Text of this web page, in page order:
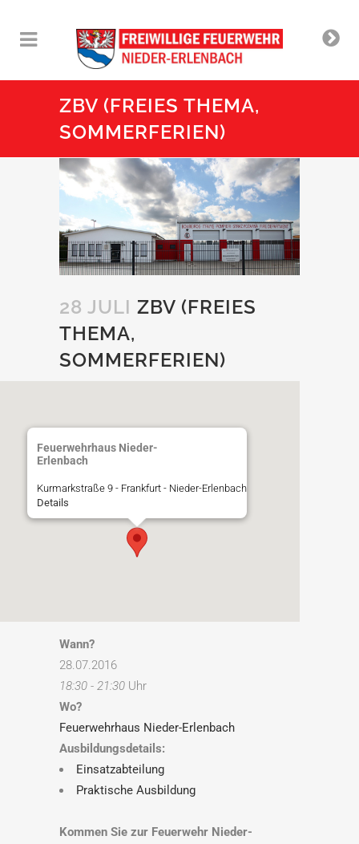
ZBV (FREIES THEMA,
SOMMERFERIEN)
28 JULI ZBV (FREIES
THEMA,
SOMMERFERIEN)
Feuerwehrhaus Nieder-
Erlenbach
Kurmarkstraße 9 - Frankfurt - Nieder-Erlenbach
Details
Wann?
28.07.2016
18:30 - 21:30 Uhr
Wo?
Feuerwehrhaus Nieder-Erlenbach
Ausbildungsdetails:
Einsatzabteilung
Praktische Ausbildung
Kommen Sie zur Feuerwehr Nieder-